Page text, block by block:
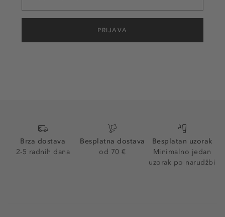
PRIJAVA
Brza dostava
2-5 radnih dana
Besplatna dostava
od 70 €
Besplatan uzorak
Minimalno jedan
uzorak po narudžbi